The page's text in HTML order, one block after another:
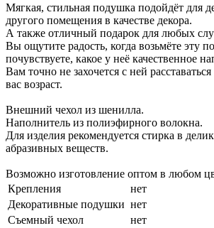
Мягкая, стильная подушка подойдёт для
другого помещения в качестве декора.
А также отличный подарок для любых
Вы ощутите радость, когда возьмёте эту
почувствуете, какое у неё качественное
Вам точно не захочется с ней
вас возраст.
Внешний чехол из шенилла.
Наполнитель из полиэфирного волокна.
Для изделия рекомендуется стирка в
абразивных веществ.
Возможно изготовление оптом в любом
Крепления
нет
Декоративные подушки нет
Съемный чехол
нет